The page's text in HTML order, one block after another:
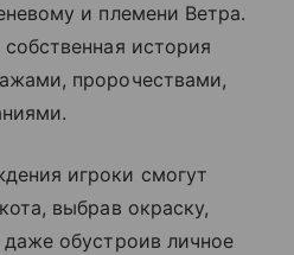
и племени Ветра.
история
пророчествами,
игроки смогут
выбрав окраску,
обустроив личное